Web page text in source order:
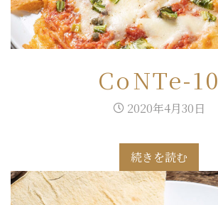
CoNTe-10
2020年4月30日
続きを読む